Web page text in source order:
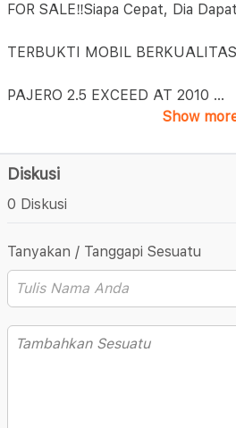
FOR SALE‼️Siapa Cepat, Dia
TERBUKTI MOBIL
PAJERO 2.5 EXCEED AT 2010 ...
Show
Diskusi
0 Diskusi
Tanyakan / Tanggapi Sesuatu